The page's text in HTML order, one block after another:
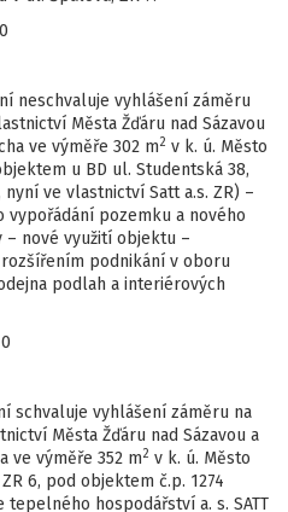
neschvaluje vyhlášení záměru
Města Žďáru nad Sázavou
ve výměře 302 m2 v k. ú. Město
u BD ul. Studentská 38,
ve vlastnictví Satt a.s. ZR) –
pozemku a nového
– nové využití objektu –
podnikání v oboru
podlah a interiérových
schvaluje vyhlášení záměru na
Města Žďáru nad Sázavou a
ve výměře 352 m2 v k. ú. Město
6, pod objektem č.p. 1274
hospodářství a. s. SATT